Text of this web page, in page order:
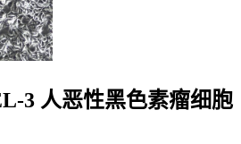
3 人恶性黑色素瘤细胞